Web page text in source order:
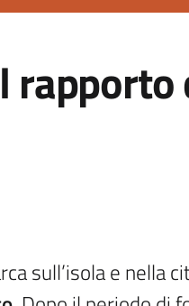
rapporto
sull’isola e nella